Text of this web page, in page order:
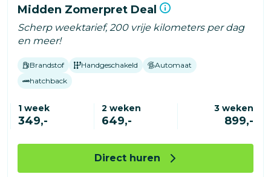
Midden Zomerpret Deal
Scherp weektarief, 200 vrije kilometers per dag
en meer!
Brandstof Handgeschakeld
Automaat
hatchback
1 week
349,-
2 weken
649,-
3 weken
899,-
Direct huren